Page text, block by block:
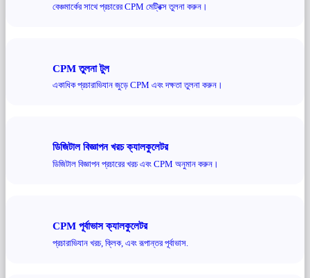
বেঞ্চমার্কের সাথে প্রচারের CPM মেট্রিক্স তুলনা করুন।
CPM তুলনা টুল
একাধিক প্রচারাভিযান জুড়ে CPM এবং দক্ষতা তুলনা করুন।
ডিজিটাল বিজ্ঞাপন খরচ ক্যালকুলেটর
ডিজিটাল বিজ্ঞাপন প্রচারের খরচ এবং CPM অনুমান করুন।
CPM পূর্বাভাস ক্যালকুলেটর
প্রচারাভিযান খরচ, ক্লিক, এবং রূপান্তর পূর্বাভাস.